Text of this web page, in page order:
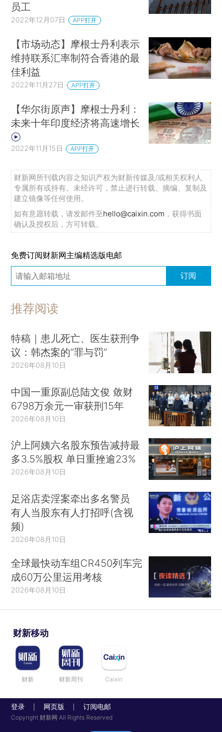
员工
2022年12月07日 APP打开
【市场动态】摩根士丹利表示
维持联系汇率制符合香港的最
佳利益
2022年11月27日 APP打开
【华尔街原声】摩根士丹利：
未来十年印度经济将高速增长
2022年11月15日 APP打开
财新网所刊载内容之知识产权为财新传媒及/或相关权利人
专属所有或持有。未经许可，禁止进行转载、摘编、复制及
建立镜像等任何使用。
如有意愿转载，请发邮件至hello@caixin.com ，获得书面
确认及授权后，方可转载。
免费订阅财新网主编精选版电邮
订阅
推荐阅读
特稿｜患儿死亡、医生获刑争
议：韩杰案的“罪与罚”
2026年08月10日
中国一重原副总陆文俊 敛财
6798万余元一审获刑15年
2026年08月10日
沪上阿姨六名股东预告减持最
多3.5%股权 单日重挫逾23%
2026年08月10日
足浴店卖淫案牵出多名警员
有人当股东有人打招呼(含视
频)
2026年08月10日
全球最快动车组CR450列车完
成60万公里运用考核
2026年08月10日
财新移动
财新 财新周刊 Caixin
登录 网页版 订阅电邮
Copyright 财新网 All Rights Reserved